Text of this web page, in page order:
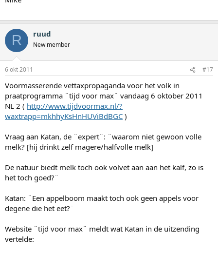
R ruud
New member
6 okt 2011 #17
Voormasserende vettaxpropaganda voor het volk in
praatprogramma ¨tijd voor max¨ vandaag 6 oktober 2011
NL 2 ( http://www.tijdvoormax.nl/?
waxtrapp=mkhhyKsHnHUViBdBGC )
Vraag aan Katan, de ¨expert¨: ¨waarom niet gewoon volle
melk? [hij drinkt zelf magere/halfvolle melk]
De natuur biedt melk toch ook volvet aan aan het kalf, zo is
het toch goed?¨
Katan: ¨Een appelboom maakt toch ook geen appels voor
degene die het eet?¨
Website ¨tijd voor max¨ meldt wat Katan in de uitzending
vertelde: